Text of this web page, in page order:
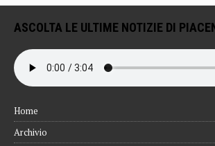
ASCOLTA LE ULTIME NOTIZIE DI
Home
Archivio